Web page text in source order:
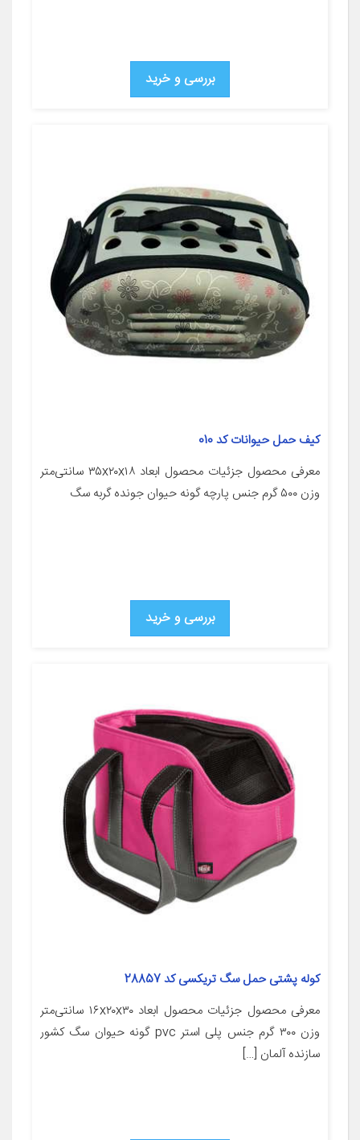
بررسی و خرید
کیف حمل حیوانات کد 010
معرفی محصول جزئیات محصول ابعاد ۳۵x۲۰x۱۸ سانتی‌متر
وزن ۵۰۰ گرم جنس پارچه گونه حیوان جونده گربه سگ
بررسی و خرید
کوله پشتی حمل سگ تریکسی کد 28857
معرفی محصول جزئیات محصول ابعاد ۱۶x۲۰x۳۰ سانتی‌متر
وزن ۳۰۰ گرم جنس پلی استر pvc گونه حیوان سگ کشور
سازنده آلمان […]